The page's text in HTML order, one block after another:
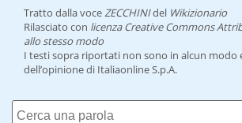
Tratto dalla voceZECCHINIdel Wikizionario
Rilasciato con licenza Creative Commons
allo stesso modo
I testi sopra riportati non sono in alcun modo
dell’opinione di Italiaonline S.p.A.